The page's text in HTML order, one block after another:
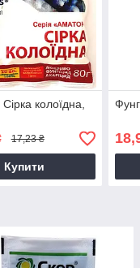
колоїдна,
17,23 ₴
Купити